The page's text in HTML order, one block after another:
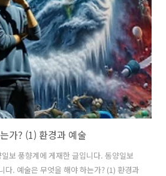
질들은 변이 과정에서 껍질만 남거나, 자
잡한 과정 속에서 다양한 형태들로 드러난
손쉽게 구할 수 있는 건설현장이..
가? (1) 환경과 예술
보 풍향계에 게재한 글입니다. 동양일보
다. 예술은 무엇을 해야 하는가? (1) 환경과